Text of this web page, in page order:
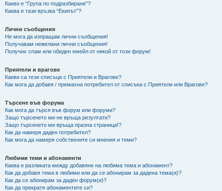
Какво е “Група по подразбиране”?
Каква е тази връзка “Екипът”?
Лични съобщения
Не мога да изпращам лични съобщения!
Получавам нежелани лични съобщения!
Получих спам или обиден емейл от някой от този форум!
Приятели и врагове
Какви са тези списъци с Приятели и Врагове?
Как мога да добавя / премахна потребител от списъка с Приятели или Врагове?
Търсене във форума
Как мога да търся във форум или форуми?
Защо търсенето ми не връща резултати?
Защо търсенето ми връща празна страница!?
Как да намеря даден потребител?
Как мога да намеря собствените си мнения и теми?
Любими теми и абонаменти
Каква е разликата между добавяне на любима тема и абонамент?
Как да добавя тема в любими или да се абонирам за дадена тема(и)?
Как да се абонирам за даден форум(и)?
Как да прекратя абонаментите си?